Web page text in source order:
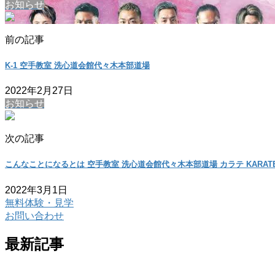
お知らせ
前の記事
K-1 空手教室 洗心道会館代々木本部道場
2022年2月27日
お知らせ
次の記事
こんなことになるとは 空手教室 洗心道会館代々木本部道場 カラテ
2022年3月1日
無料体験・見学
お問い合わせ
最新記事